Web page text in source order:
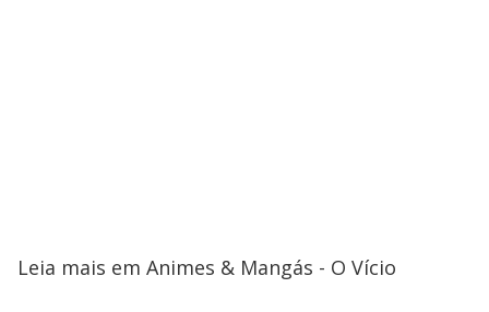
Leia mais em Animes & Mangás - O Vício